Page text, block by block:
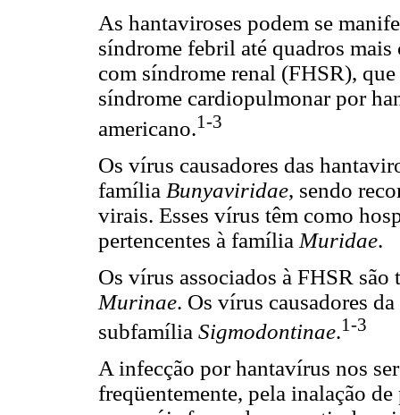
As hantaviroses podem se
síndrome febril até quadros
com síndrome renal (FHSR),
síndrome cardiopulmonar por
americano.1-3
Os vírus causadores das
família Bunyaviridae, sendo
virais. Esses vírus têm como
pertencentes à família Muridae.
Os vírus associados à FHSR
Murinae. Os vírus causadores
subfamília Sigmodontinae.1-3
A infecção por hantavírus nos
freqüentemente, pela inalação